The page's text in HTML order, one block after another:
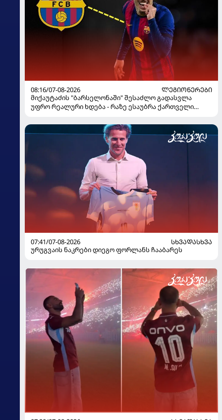
08:16/07-08-2026
ᲚᲔᲒᲘᲝᲜᲔᲠᲔᲑᲘ
მიქაუტაძის "ბარსელონაში" შესაძლო გადასვლა
უფრო რეალური ხდება - რაზე ესაუბრა ქართველი
07:41/07-08-2026
ᲡᲮᲕᲐᲓᲐᲡᲮᲕᲐ
ურუგვაის ნაკრები დიეგო ფორლანს ჩააბარეს